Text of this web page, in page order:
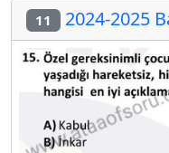
11 2024-2025